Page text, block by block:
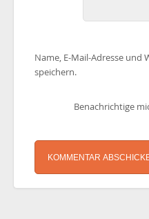
Name, E-Mail-Adresse
speichern.
Benachrichtige